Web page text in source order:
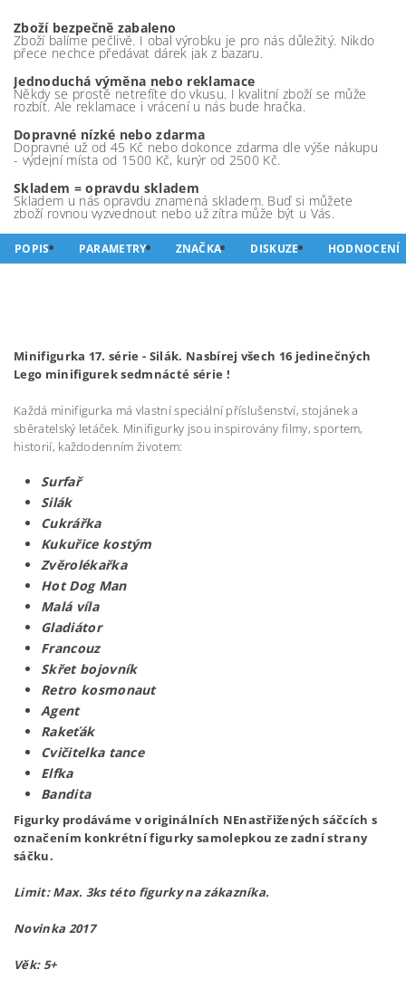
Zboží bezpečně zabaleno
Zboží balíme pečlivě. I obal výrobku je pro nás důležitý. Nikdo
přece nechce předávat dárek jak z bazaru.
Jednoduchá výměna nebo reklamace
Někdy se prostě netrefíte do vkusu. I kvalitní zboží se může
rozbít. Ale reklamace i vrácení u nás bude hračka.
Dopravné nízké nebo zdarma
Dopravné už od 45 Kč nebo dokonce zdarma dle výše nákupu
- výdejní místa od 1500 Kč, kurýr od 2500 Kč.
Skladem = opravdu skladem
Skladem u nás opravdu znamená skladem. Buď si můžete
zboží rovnou vyzvednout nebo už zítra může být u Vás.
POPIS PARAMETRY ZNAČKA DISKUZE HODNOCENÍ
Minifigurka 17. série - Silák. Nasbírej všech 16 jedinečných
Lego minifigurek sedmnácté série !
Každá minifigurka má vlastní speciální příslušenství, stojánek a
sběratelský letáček. Minifigurky jsou inspirovány filmy, sportem,
historií, každodenním životem:
Surfař
Silák
Cukrářka
Kukuřice kostým
Zvěrolékařka
Hot Dog Man
Malá víla
Gladiátor
Francouz
Skřet bojovník
Retro kosmonaut
Agent
Rakeťák
Cvičitelka tance
Elfka
Bandita
Figurky prodáváme v originálních NEnastřižených sáčcích s
označením konkrétní figurky samolepkou ze zadní strany
sáčku.
Limit: Max. 3ks této figurky na zákazníka.
Novinka 2017
Věk: 5+